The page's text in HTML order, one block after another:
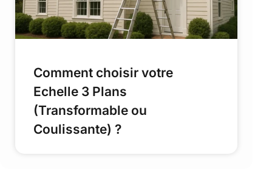
Comment choisir votre
Echelle 3 Plans
(Transformable ou
Coulissante) ?